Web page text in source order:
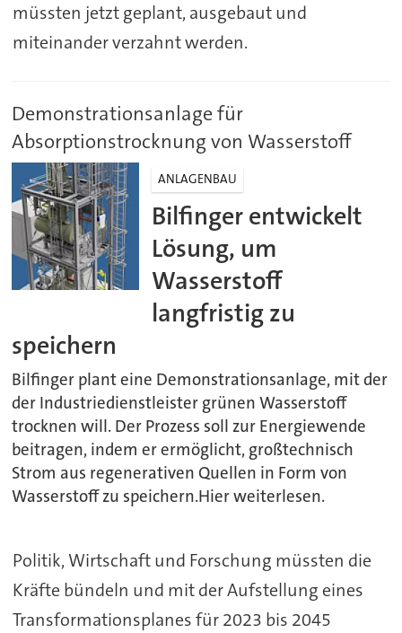
müssten jetzt geplant, ausgebaut und
miteinander verzahnt werden.
Demonstrationsanlage für
Absorptionstrocknung von Wasserstoff
ANLAGENBAU
Bilfinger entwickelt
Lösung, um
Wasserstoff
langfristig zu
speichern
Bilfinger plant eine Demonstrationsanlage, mit der
der Industriedienstleister grünen Wasserstoff
trocknen will. Der Prozess soll zur Energiewende
beitragen, indem er ermöglicht, großtechnisch
Strom aus regenerativen Quellen in Form von
Wasserstoff zu speichern.Hier weiterlesen.
Politik, Wirtschaft und Forschung müssten die
Kräfte bündeln und mit der Aufstellung eines
Transformationsplanes für 2023 bis 2045